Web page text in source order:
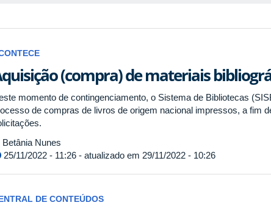
(compra) de materiais
momento de contingenciamento, o Sistema de Bibliotecas
de compras de livros de origem nacional impressos, a fim
Betânia Nunes
25/11/2022 - 11:26 - atualizado em 29/11/2022 - 10:26
DE CONTEÚDOS